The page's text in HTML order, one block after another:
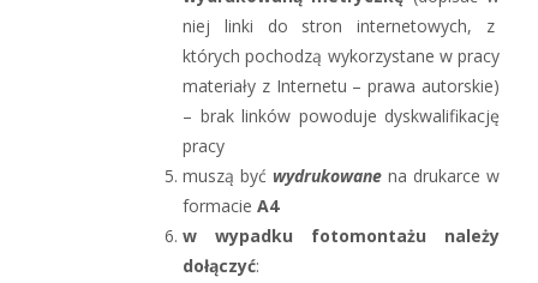
niej linki do stron internetowych, z
których pochodzą wykorzystane w pracy
materiały z Internetu – prawa autorskie)
– brak linków powoduje dyskwalifikację
pracy
muszą być wydrukowane na drukarce w
formacie A4
w wypadku fotomontażu należy
dołączyć: